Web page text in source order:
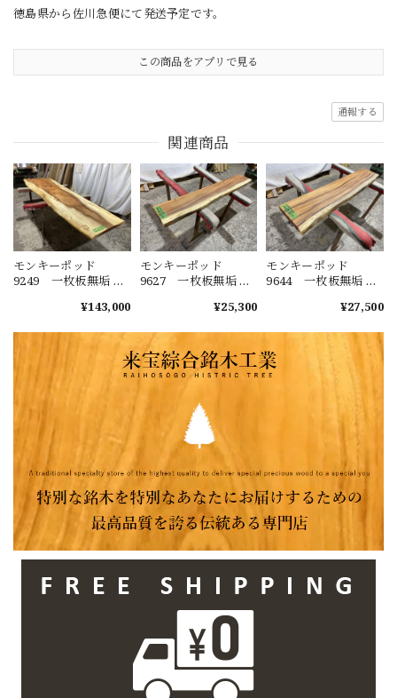
徳島県から佐川急便にて発送予定です。
この商品をアプリで見る
通報する
関連商品
モンキーポッド
9249 一枚板無垢 乾
ｘ43mm 天板のみ
ーテーブル ダイニ
¥143,000
モンキーポッド
9627 一枚板無垢 乾
ｘ40mm カウンタ
ル ダイニングテー
ブル
¥25,300
モンキーポッド
9644 一枚板無垢 乾
ｘ50mm カウンタ
ブル
¥27,500